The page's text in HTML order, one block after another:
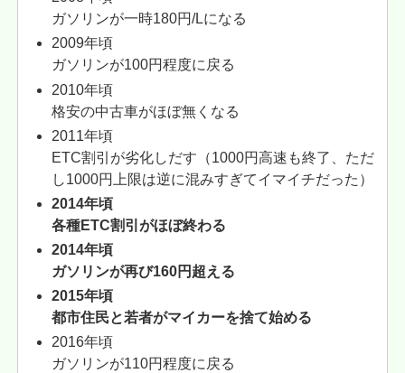
ガソリンが一時180円/Lになる
2009年頃
ガソリンが100円程度に戻る
2010年頃
格安の中古車がほぼ無くなる
2011年頃
ETC割引が劣化しだす（1000円高速も終了、ただ
し1000円上限は逆に混みすぎてイマイチだった）
2014年頃
各種ETC割引がほぼ終わる
2014年頃
ガソリンが再び160円超える
2015年頃
都市住民と若者がマイカーを捨て始める
2016年頃
ガソリンが110円程度に戻る